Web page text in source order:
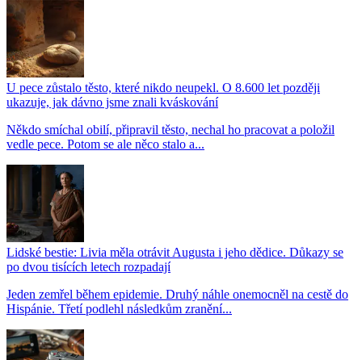
U pece zůstalo těsto, které nikdo neupekl. O 8.600 let později
ukazuje, jak dávno jsme znali kváskování
Někdo smíchal obilí, připravil těsto, nechal ho pracovat a položil
vedle pece. Potom se ale něco stalo a...
Lidské bestie: Livia měla otrávit Augusta i jeho dědice. Důkazy se
po dvou tisících letech rozpadají
Jeden zemřel během epidemie. Druhý náhle onemocněl na cestě do
Hispánie. Třetí podlehl následkům zranění...